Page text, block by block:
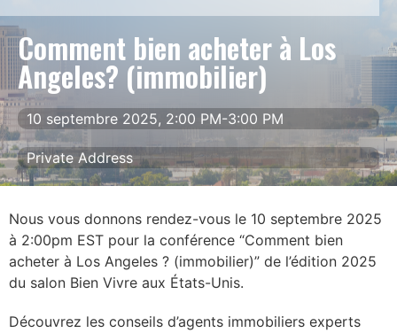
Comment bien acheter à Los
Angeles? (immobilier)
10 septembre 2025, 2:00 PM-3:00 PM
Private Address
Nous vous donnons rendez-vous le 10 septembre 2025
à 2:00pm EST pour la conférence “Comment bien
acheter à Los Angeles ? (immobilier)” de l’édition 2025
du salon Bien Vivre aux États-Unis.
Découvrez les conseils d’agents immobiliers experts